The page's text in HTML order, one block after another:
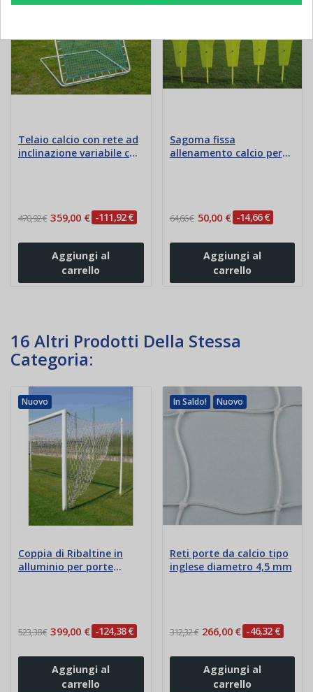
Telaio calcio con rete ad
inclinazione variabile cm
470,92 € 359,00 € -111,92 €
Aggiungi al
carrello
Sagoma fissa
allenamento calcio per
64,66 € 50,00 € -14,66 €
Aggiungi al
carrello
16 Altri Prodotti Della Stessa
Categoria:
Nuovo
Coppia di Ribaltine in
alluminio per porte
523,38 € 399,00 € -124,38 €
Aggiungi al
carrello
In Saldo! Nuovo
Reti porte da calcio tipo
inglese diametro 4,5 mm
312,32 € 266,00 € -46,32 €
Aggiungi al
carrello